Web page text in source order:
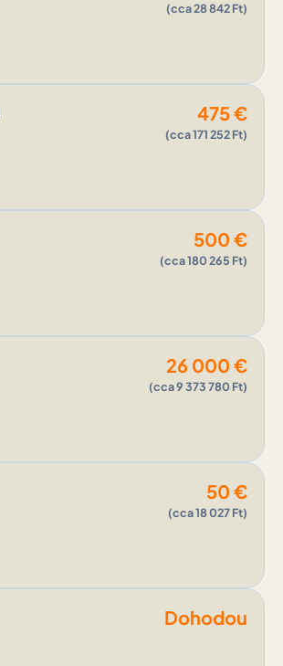
(cca 28 842 Ft)
475€
(cca 171 252 Ft)
500 €
(cca 180 265 Ft)
26 000 €
(cca 9 373 780 Ft)
50 €
(cca 18 027 Ft)
Dohodou